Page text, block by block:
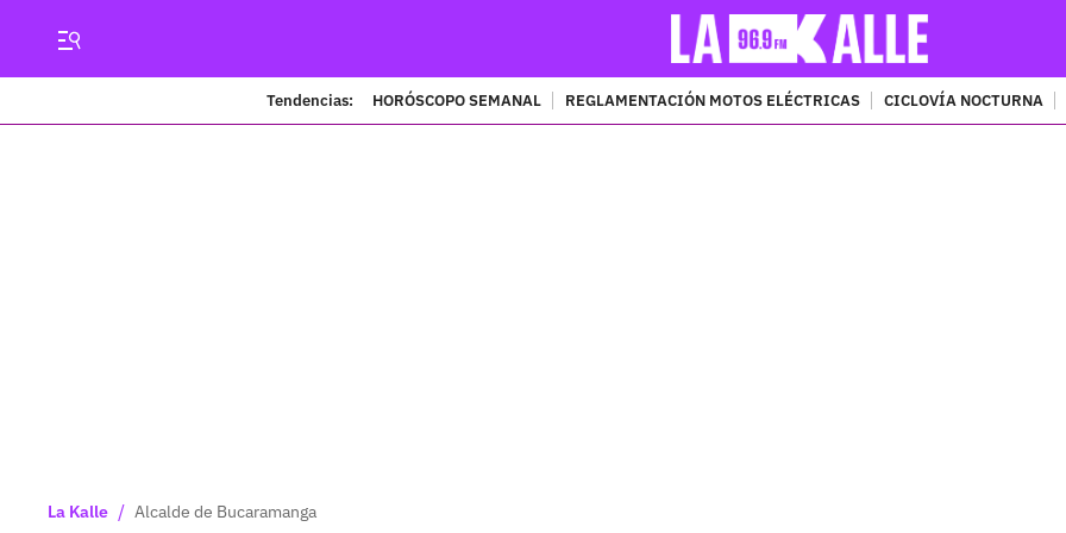
Tendencias: HORÓSCOPO SEMANAL REGLAMENTACIÓN MOTOS ELÉCTRICAS CICLOVÍA NOCTURNA
La Kalle / Alcalde de Bucaramanga